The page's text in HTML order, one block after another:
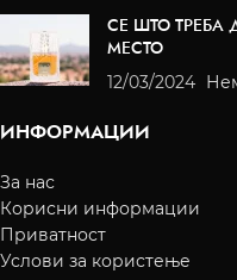
СЕ ШТО ТРЕБА
МЕСТО
12/03/2024
ИНФОРМАЦИИ
За нас
Корисни информации
Приватност
Услови за користење